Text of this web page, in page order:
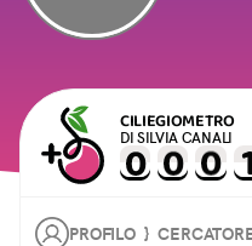
CILIEGIOMETRO
DI SILVIA CANALI
PROFILO }